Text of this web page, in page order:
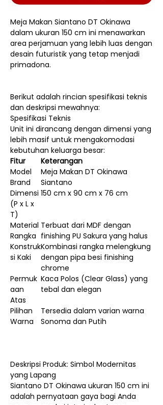
Meja Makan Siantano DT Okinawa
dalam ukuran 150 cm ini menawarkan
area perjamuan yang lebih luas dengan
desain futuristik yang tetap menjadi
primadona.
Berikut adalah rincian spesifikasi teknis
dan deskripsi mewahnya:
Spesifikasi Teknis
Unit ini dirancang dengan dimensi yang
lebih masif untuk mengakomodasi
kebutuhan keluarga besar:
Fitur
Keterangan
Model
Meja Makan DT Okinawa
Brand
Siantano
Dimensi
(P x L x
T)
150 cm x 90 cm x 76 cm
Material
Rangka
Terbuat dari MDF dengan
finishing PU Sakura yang halus
Konstruk
si Kaki
Kombinasi rangka melengkung
dengan pipa besi finishing
chrome
Permuk
aan
Atas
Kaca Polos (Clear Glass) yang
tebal dan elegan
Pilihan
Warna
Tersedia dalam varian warna
Sonoma dan Putih
Deskripsi Produk: Simbol Modernitas
yang Lapang
Siantano DT Okinawa ukuran 150 cm ini
adalah pernyataan gaya bagi Anda